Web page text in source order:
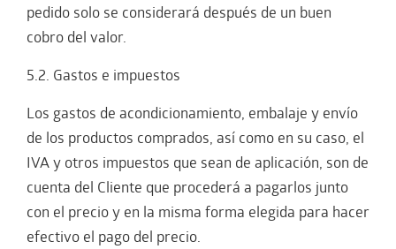
pedido solo se considerará después de un buen
cobro del valor.
5.2. Gastos e impuestos
Los gastos de acondicionamiento, embalaje y envío
de los productos comprados, así como en su caso, el
IVA y otros impuestos que sean de aplicación, son de
cuenta del Cliente que procederá a pagarlos junto
con el precio y en la misma forma elegida para hacer
efectivo el pago del precio.